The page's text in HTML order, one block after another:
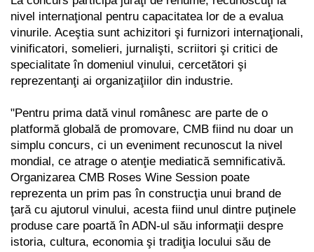
nivel internaţional pentru capacitatea lor de a evalua
vinurile. Aceştia sunt achizitori şi furnizori internaţionali,
vinificatori, somelieri, jurnalişti, scriitori şi critici de
specialitate în domeniul vinului, cercetători şi
reprezentanţi ai organizaţiilor din industrie.
"Pentru prima dată vinul românesc are parte de o
platformă globală de promovare, CMB fiind nu doar un
simplu concurs, ci un eveniment recunoscut la nivel
mondial, ce atrage o atenţie mediatică semnificativă.
Organizarea CMB Roses Wine Session poate
reprezenta un prim pas în construcţia unui brand de
ţară cu ajutorul vinului, acesta fiind unul dintre puţinele
produse care poartă în ADN-ul său informaţii despre
istoria, cultura, economia şi tradiţia locului său de